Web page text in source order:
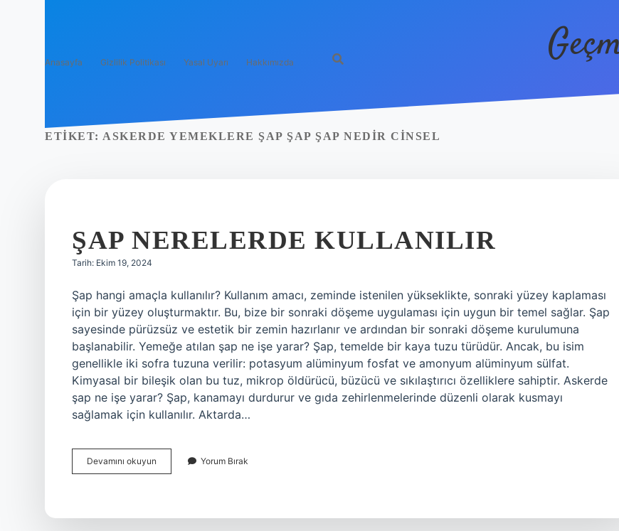
Anasayfa Gizlilik Politikası Yasal Uyarı Hakkımızda
ETIKET: ASKERDE YEMEKLERE ŞAP ŞAP ŞAP NEDIR CINSEL
ŞAP NERELERDE KULLANILIR
Tarih: Ekim 19, 2024
Şap hangi amaçla kullanılır? Kullanım amacı, zeminde istenilen yükseklikte, sonraki yüzey kaplaması
için bir yüzey oluşturmaktır. Bu, bize bir sonraki döşeme uygulaması için uygun bir temel sağlar. Şap
sayesinde pürüzsüz ve estetik bir zemin hazırlanır ve ardından bir sonraki döşeme kurulumuna
başlanabilir. Yemeğe atılan şap ne işe yarar? Şap, temelde bir kaya tuzu türüdür. Ancak, bu isim
genellikle iki sofra tuzuna verilir: potasyum alüminyum fosfat ve amonyum alüminyum sülfat.
Kimyasal bir bileşik olan bu tuz, mikrop öldürücü, büzücü ve sıkılaştırıcı özelliklere sahiptir. Askerde
şap ne işe yarar? Şap, kanamayı durdurur ve gıda zehirlenmelerinde düzenli olarak kusmayı
sağlamak için kullanılır. Aktarda…
Devamını okuyun
Nerelerde
Yorum Bırak